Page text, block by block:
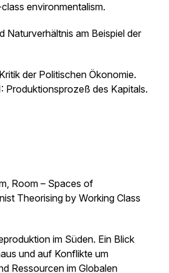
environmentalism.
Naturverhältnis am Beispiel der
der Politischen Ökonomie.
Produktionsprozeß des Kapitals.
Room – Spaces of
Theorising by Working Class
im Süden. Ein Blick
und auf Konflikte um
Ressourcen im Globalen